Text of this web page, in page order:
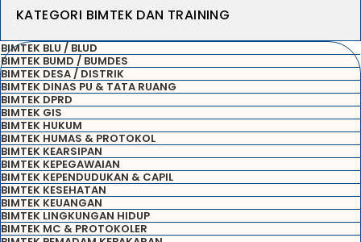
KATEGORI BIMTEK DAN TRAINING
BIMTEK BLU / BLUD
BIMTEK BUMD / BUMDES
BIMTEK DESA / DISTRIK
BIMTEK DINAS PU & TATA RUANG
BIMTEK DPRD
BIMTEK GIS
BIMTEK HUKUM
BIMTEK HUMAS & PROTOKOL
BIMTEK KEARSIPAN
BIMTEK KEPEGAWAIAN
BIMTEK KEPENDUDUKAN & CAPIL
BIMTEK KESEHATAN
BIMTEK KEUANGAN
BIMTEK LINGKUNGAN HIDUP
BIMTEK MC & PROTOKOLER